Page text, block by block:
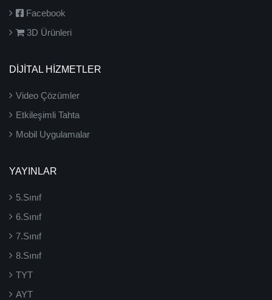
Facebook
3D Ürünleri
DİJİTAL HİZMETLER
Video Çözümler
Etkileşimli Tahta
Mobil Uygulamalar
YAYINLAR
5.Sınıf
6.Sınıf
7.Sınıf
8.Sınıf
TYT
AYT